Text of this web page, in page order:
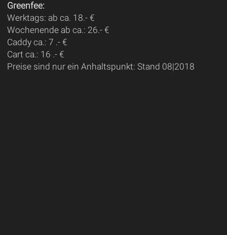
Greenfee:
Werktags: ab ca. 18.- €
Wochenende ab ca.: 26.- €
Caddy ca.: 7 .- €
Cart ca.: 16 .- €
Preise sind nur ein Anhaltspunkt: Stand 08|2018